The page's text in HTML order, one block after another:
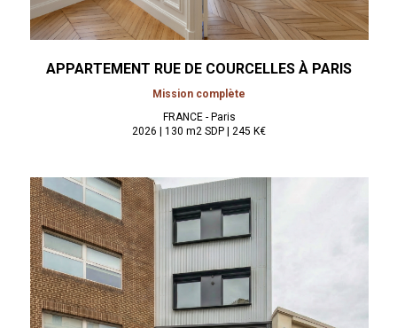
APPARTEMENT RUE DE COURCELLES À PARIS
Mission complète
FRANCE - Paris
2026 | 130 m2 SDP | 245 K€